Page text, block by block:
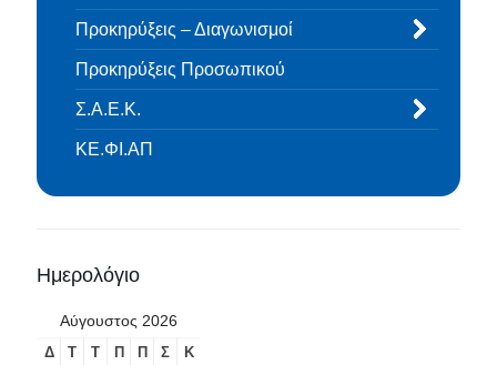
Προκηρύξεις – Διαγωνισμοί
Προκηρύξεις Προσωπικού
Σ.Α.Ε.Κ.
ΚΕ.ΦΙ.ΑΠ
Ημερολόγιο
Αύγουστος 2026
Δ Τ Τ Π Π Σ
Κ